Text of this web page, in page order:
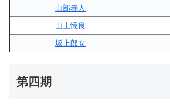
山部赤人
山上憶良
坂上郎女
第四期